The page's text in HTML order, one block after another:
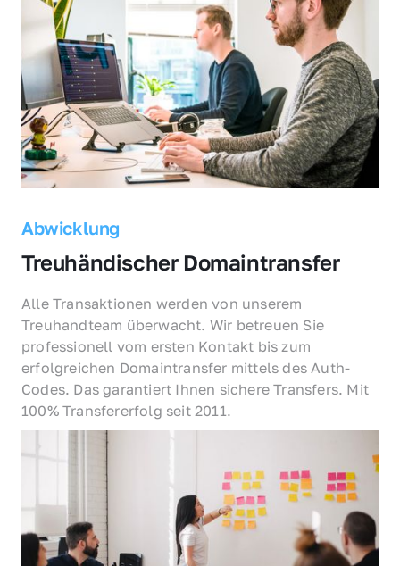
Abwicklung
Treuhändischer Domaintransfer
Alle Transaktionen werden von unserem
Treuhandteam überwacht. Wir betreuen Sie
professionell vom ersten Kontakt bis zum
erfolgreichen Domaintransfer mittels des Auth-
Codes. Das garantiert Ihnen sichere Transfers. Mit
100% Transfererfolg seit 2011.